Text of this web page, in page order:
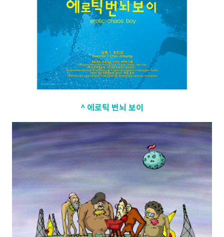
^ 에로틱 번뇌 보이